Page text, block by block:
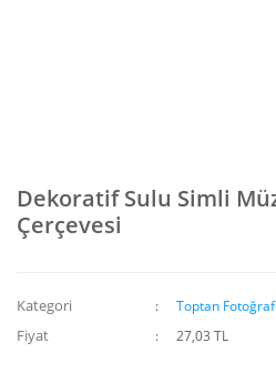
Dekoratif Sulu Simli
Çerçevesi
Kategori Toptan
Fiyat 27,03 TL